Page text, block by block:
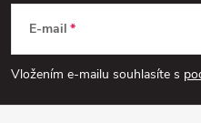
p
E-mail
Vložením e-mailu souhlasíte s